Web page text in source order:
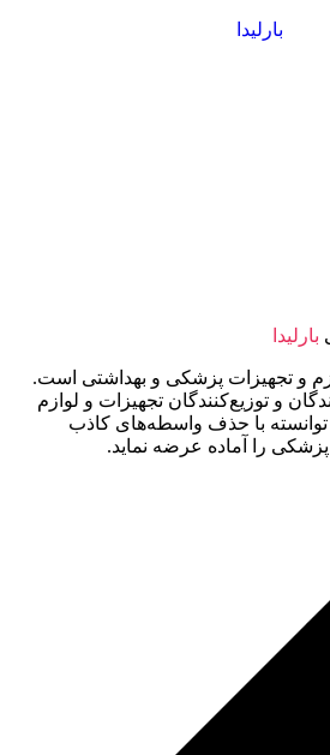
بارلیدا
و تجهیزات پزشکی و بهداشتی است.
و توزیع‌کنندگان تجهیزات و لوازم
با حذف واسطه‌های کاذب
را آماده عرضه نماید.